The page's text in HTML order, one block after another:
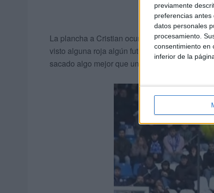
previamente
preferencias
datos personales
procesamiento.
consentimiento en
inferior de la
La plancha a Cristian ocurrió cuando mejor
visto alguna roja algún futbolista del Ceuta
sacado algo mejor que una derrota en Riazor.